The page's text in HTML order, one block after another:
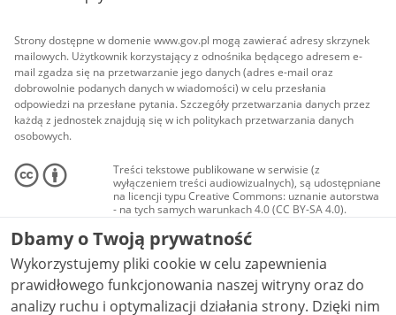
Strony dostępne w domenie www.gov.pl mogą zawierać adresy skrzynek
mailowych. Użytkownik korzystający z odnośnika będącego adresem e-
mail zgadza się na przetwarzanie jego danych (adres e-mail oraz
dobrowolnie podanych danych w wiadomości) w celu przesłania
odpowiedzi na przesłane pytania. Szczegóły przetwarzania danych przez
każdą z jednostek znajdują się w ich politykach przetwarzania danych
osobowych.
Treści tekstowe publikowane w serwisie (z
wyłączeniem treści audiowizualnych), są udostępniane
na licencji typu Creative Commons: uznanie autorstwa
- na tych samych warunkach 4.0 (CC BY-SA 4.0).
Materiały audiowizualne, w tym zdjęcia, materiały
audio i wideo, są udostępniane na licencji typu
Creative Commons: uznanie autorstwa użycie
niekomercyjne - bez utworów zależnych 4.0 (CC BY-
NC-ND 4.0), o ile nie jest to stwierdzone inaczej.
Dbamy o Twoją prywatność
Wykorzystujemy pliki cookie w celu zapewnienia
prawidłowego funkcjonowania naszej witryny oraz do
analizy ruchu i optymalizacji działania strony. Dzięki nim